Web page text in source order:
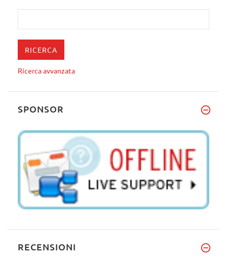
Ricerca avvanzata
SPONSOR
RECENSIONI